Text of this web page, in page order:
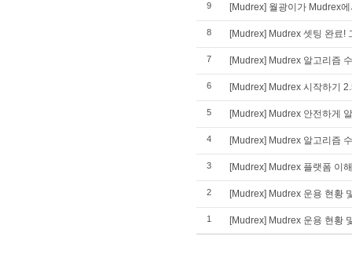
9 [Mudrex] 월광이가 Mudrex
8 [Mudrex] Mudrex 셋팅 완료!
7 [Mudrex] Mudrex 알고리즘
6 [Mudrex] Mudrex 시작하기
5 [Mudrex] Mudrex 안전하게
4 [Mudrex] Mudrex 알고리즘
3 [Mudrex] Mudrex 플랫폼 이
2 [Mudrex] Mudrex 운용 현황
1 [Mudrex] Mudrex 운용 현황